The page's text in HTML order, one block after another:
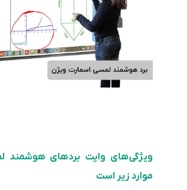
ویژگی‌های وایت بردهای هوشمند
موارد زیر است